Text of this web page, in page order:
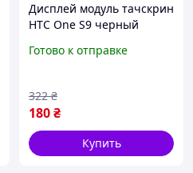
Дисплей модуль тачскрин
HTC One S9 черный
Готово к отправке
180₴
322 ₴
Купить